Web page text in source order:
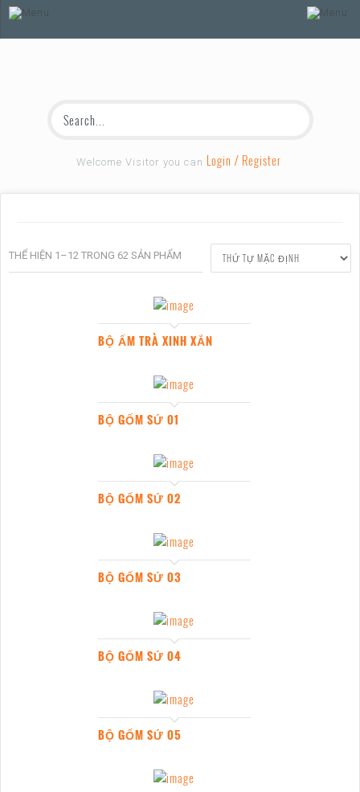
Welcome Visitor you can Login / Register
THỂ HIỆN 1–12 TRONG 62 SẢN PHẨM
BỘ ẤM TRÀ XINH XẮN
BỘ GỐM SỨ 01
BỘ GỐM SỨ 02
BỘ GỐM SỨ 03
BỘ GỐM SỨ 04
BỘ GỐM SỨ 05